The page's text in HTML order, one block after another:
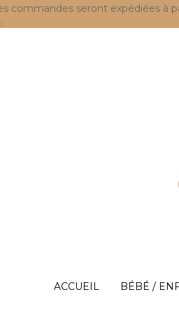
commandes seront expédiées à
ACCUEIL BÉBÉ /